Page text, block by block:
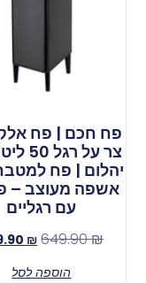
פח חכם | פח
צר על
יהלום | פח
אשפה מעוצב –
עם רגליים
649.90₪
₪
הוספה לסל